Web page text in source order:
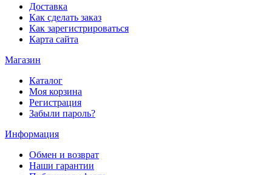
Доставка
Как сделать заказ
Как зарегистрироваться
Карта сайта
Магазин
Каталог
Моя корзина
Регистрация
Забыли пароль?
Информация
Обмен и возврат
Наши гарантии